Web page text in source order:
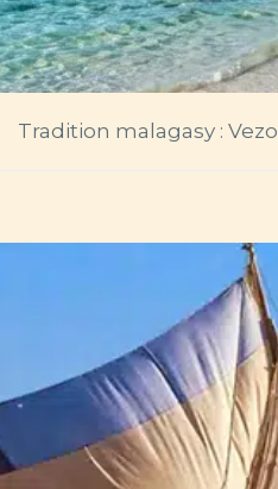
Tradition malagasy : Vezo